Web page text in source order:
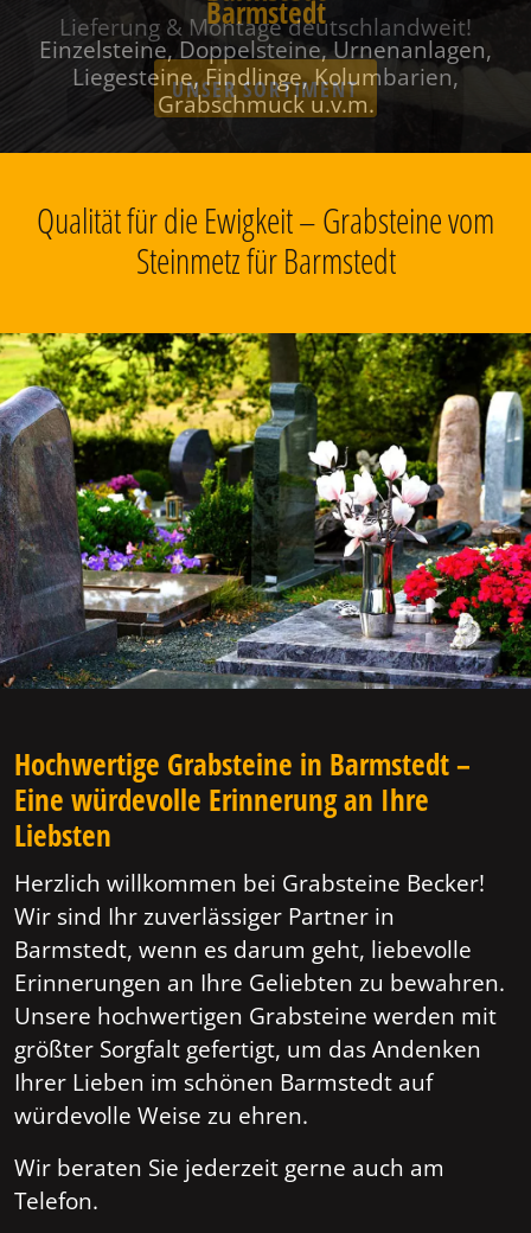
Barmstedt
Einzelsteine, Doppelsteine, Urnenanlagen,
Liegesteine, Findlinge, Kolumbarien,
Grabschmuck u.v.m.
Qualität für die Ewigkeit – Grabsteine vom
Steinmetz für Barmstedt
Hochwertige Grabsteine in Barmstedt –
Eine würdevolle Erinnerung an Ihre
Liebsten
Herzlich willkommen bei Grabsteine Becker!
Wir sind Ihr zuverlässiger Partner in
Barmstedt, wenn es darum geht, liebevolle
Erinnerungen an Ihre Geliebten zu bewahren.
Unsere hochwertigen Grabsteine werden mit
größter Sorgfalt gefertigt, um das Andenken
Ihrer Lieben im schönen Barmstedt auf
würdevolle Weise zu ehren.
Wir beraten Sie jederzeit gerne auch am
Telefon.